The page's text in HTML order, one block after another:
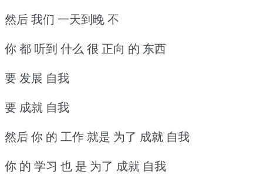
然后 我们 一天到晚 不
你 都 听到 什么 很 正向 的 东西
要 发展 自我
要 成就 自我
然后 你 的 工作 就是 为了 成就 自我
你 的 学习 也 是 为了 成就 自我